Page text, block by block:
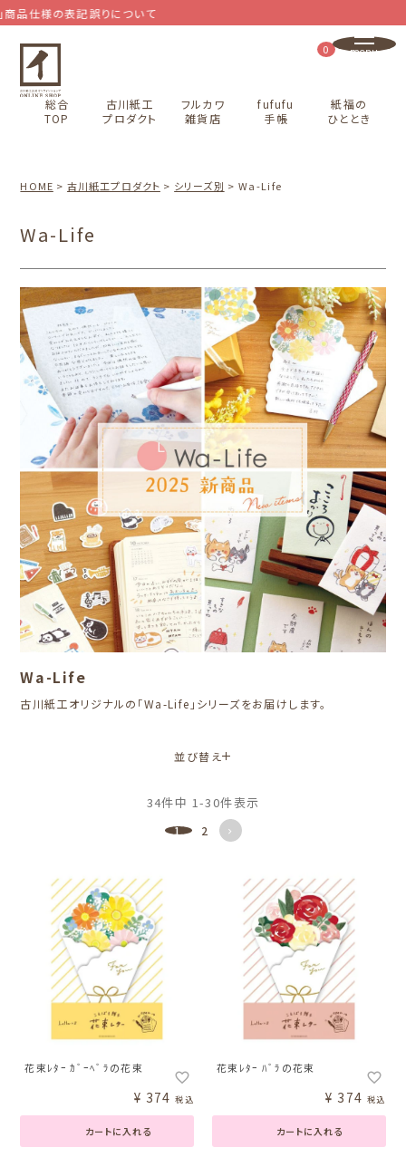
表記誤りについて
総合
TOP
古川紙工
プロダクト
フルカワ
雑貨店
fufufu
手帳
紙福の
ひととき
0
HOME 古川紙工プロダクト シリーズ別 Wa-Life
Wa-Life
Wa-Life
古川紙工オリジナルの「Wa-Life」シリーズをお届けします。
並び替え
34件中 1 -30件表示
1 2
花束ﾚﾀｰ ｶﾞｰﾍﾞﾗの花束
カートに入れる
¥ 374 税込
花束ﾚﾀｰ ﾊﾞﾗの花束
カートに入れる
¥ 374 税込